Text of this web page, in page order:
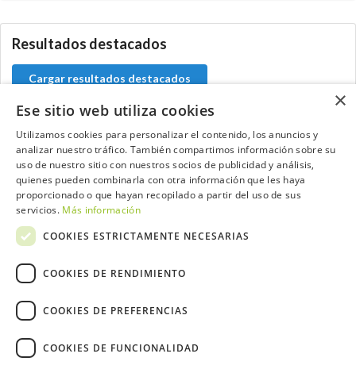
Resultados destacados
Cargar resultados destacados
Contacta con el equipo de NextCaddy
Opina Contacta
×
Ese sitio web utiliza cookies
Utilizamos cookies para personalizar el contenido, los anuncios y
analizar nuestro tráfico. También compartimos información sobre su
uso de nuestro sitio con nuestros socios de publicidad y análisis,
quienes pueden combinarla con otra información que les haya
proporcionado o que hayan recopilado a partir del uso de sus
servicios. Más información
COOKIES ESTRICTAMENTE NECESARIAS
COOKIES DE RENDIMIENTO
COOKIES DE PREFERENCIAS
COOKIES DE FUNCIONALIDAD